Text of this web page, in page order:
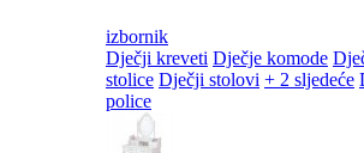
izbornik
Dječji kreveti Dječje komode
stolice Dječji stolovi + 2 sljedeće
police